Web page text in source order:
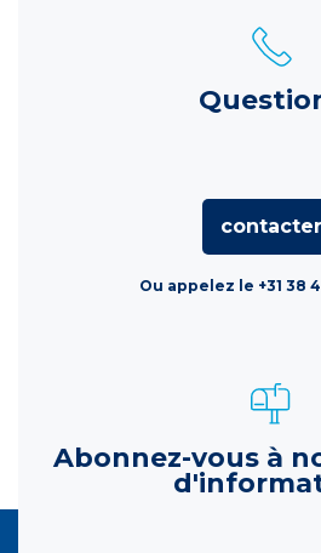
contacter
Ou appelez le +31 38
Abonnez-vous à